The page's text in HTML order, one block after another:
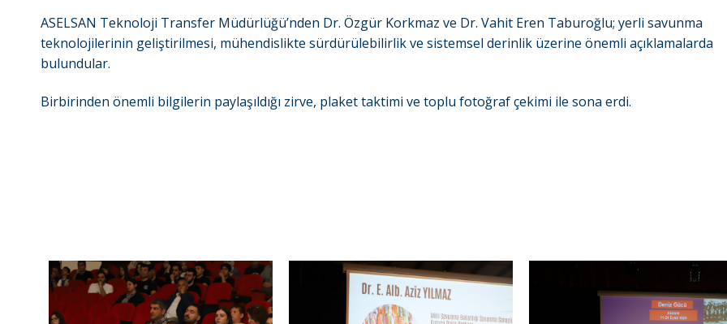
ASELSAN Teknoloji Transfer Müdürlüğü’nden Dr. Özgür Korkmaz ve Dr. Vahit Eren Taburoğlu; yerli savunma
teknolojilerinin geliştirilmesi, mühendislikte sürdürülebilirlik ve sistemsel derinlik üzerine önemli açıklamalarda
bulundular.
Birbirinden önemli bilgilerin paylaşıldığı zirve, plaket taktimi ve toplu fotoğraf çekimi ile sona erdi.